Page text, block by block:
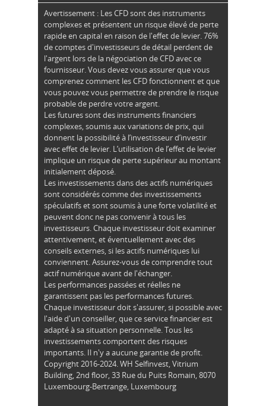
Avertissement : Les CFD sont des instruments
complexes et présentent un risque élevé de perte
rapide en capital en raison de l'effet de levier. 76%
de comptes d'investisseurs de détail perdent de
l'argent lors de la négociation de CFD avec ce
fournisseur. Vous devez vous assurer que vous
comprenez comment les CFD fonctionnent et que
vous pouvez vous permettre de prendre le risque
probable de perdre votre argent.
Les futures sont des instruments financiers
complexes, soumis aux variations de prix, qui
donnent la possibilité à l’investisseur d’investir
avec effet de levier. L’utilisation de l’effet de levier
implique un risque de perte supérieur au montant
initialement déposé.
Les investissements dans des actifs numériques
sont considérés comme des investissements
spéculatifs et sont soumis à une forte volatilité et
peuvent donc ne pas convenir à tous les
investisseurs. Chaque investisseur doit examiner
attentivement, et éventuellement avec des
conseils externes, si les actifs numériques lui
conviennent. Assurez-vous de comprendre tout
actif numérique avant de l'échanger.
Les performances passées et réelles ne
garantissent pas les performances futures.
Chaque investisseur doit s'assurer, si possible avec
l'aide d'un conseiller, que ce service financier est
adapté à sa situation personnelle. Tous les
investissements comportent des risques
importants. Il n'y a aucune garantie de profit.
Copyright 2016-2024. WH Selfinvest, Vitrium
Building, 2nd floor, 33 Rue du Puits Romain, 8070
Luxembourg-Bertrange, Luxembourg